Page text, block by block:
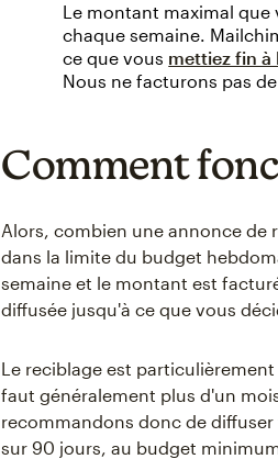
Le montant maximal
chaque semaine.
ce que vous mettiez fin à
Nous ne facturons pas
Comment
Alors, combien une annonce de
dans la limite du budget
semaine et le montant est
diffusée jusqu'à ce que vous
Le reciblage est
faut généralement plus d'un
recommandons donc de
sur 90 jours, au budget